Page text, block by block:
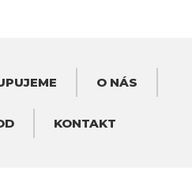
O NÁS
KONTAKT